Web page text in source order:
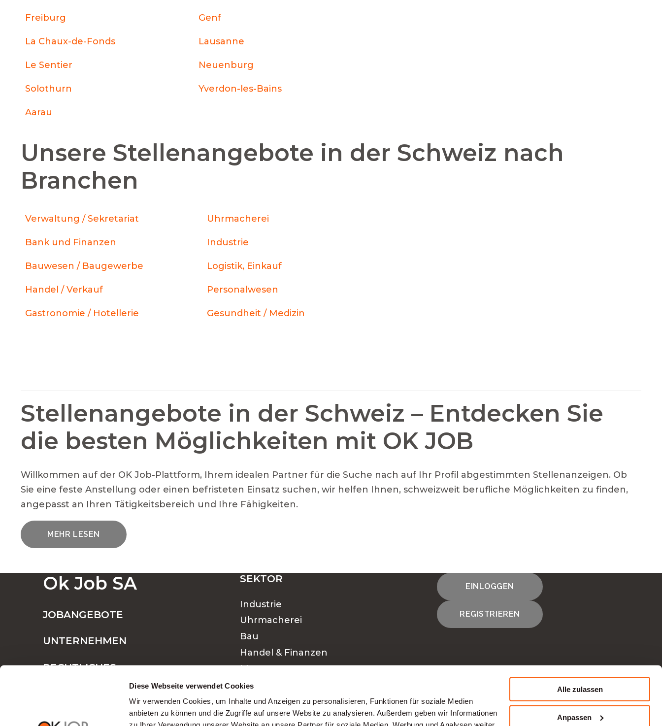
Diese Webseite verwendet Cookies
Wir verwenden Cookies, um Inhalte und Anzeigen zu personalisieren, Funktionen für soziale Medien
anbieten zu können und die Zugriffe auf unsere Website zu analysieren. Außerdem geben wir Informationen
Alle zulassen
Anpassen
Freiburg Genf
La Chaux-de-Fonds Lausanne
Le Sentier Neuenburg
Solothurn Yverdon-les-Bains
Aarau
Unsere Stellenangebote in der Schweiz nach
Branchen
Verwaltung / Sekretariat Uhrmacherei
Bank und Finanzen Industrie
Bauwesen / Baugewerbe Logistik, Einkauf
Handel / Verkauf Personalwesen
Gastronomie / Hotellerie Gesundheit / Medizin
Stellenangebote in der Schweiz – Entdecken Sie
die besten Möglichkeiten mit OK JOB
Willkommen auf der OK Job-Plattform, Ihrem idealen Partner für die Suche nach auf Ihr Profil abgestimmten Stellenanzeigen. Ob
Sie eine feste Anstellung oder einen befristeten Einsatz suchen, wir helfen Ihnen, schweizweit berufliche Möglichkeiten zu finden,
angepasst an Ihren Tätigkeitsbereich und Ihre Fähigkeiten.
MEHR LESEN
FESTANSTELLUNG ODER BEFRISTETE ANSTELLUNG: FINDEN SIE DEN JOB, DER ZU IHNEN PASST
WARUM SOLLTEN SIE OK JOB FÜR IHRE JOBSUCHE WÄHLEN?
Chancen für jeden Karriereweg
Ok Job SA
JOBANGEBOTE
UNTERNEHMEN
RECHTLICHES
SEKTOR
Industrie
Uhrmacherei
Bau
Handel & Finanzen
Management
Hotellerie & Gastronomie
Finanzen
Medical
EINLOGGEN
REGISTRIEREN
KONTAKTIEREN SIE UNS